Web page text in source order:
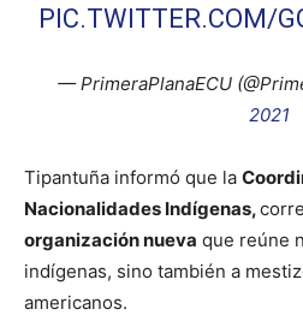
PIC.TWITTER.COM/
— PrimeraPlanaECU
2021
Tipantuña informó que la
Nacionalidades Indígenas,
organización nueva que reúne
indígenas, sino también a
americanos.